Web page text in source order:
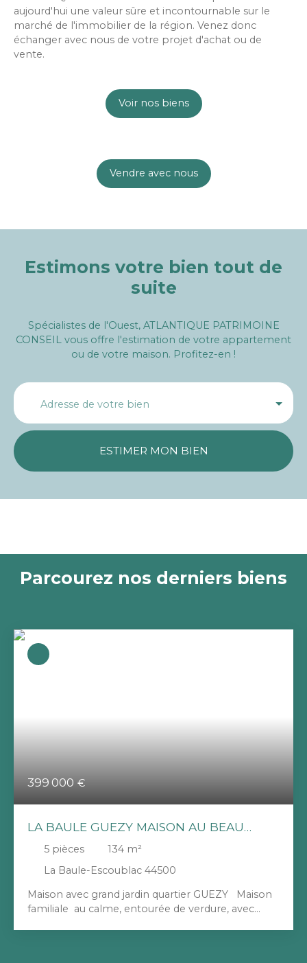
aujourd'hui une valeur sûre et incontournable sur le
marché de l'immobilier de la région. Venez donc
échanger avec nous de votre projet d'achat ou de
vente.
Voir nos biens
Vendre avec nous
Estimons votre bien tout de
suite
Spécialistes de l'Ouest, ATLANTIQUE PATRIMOINE
CONSEIL vous offre l'estimation de votre appartement
ou de votre maison. Profitez-en !
Adresse de votre bien
ESTIMER MON BIEN
Parcourez nos derniers biens
399 000 €
LA BAULE GUEZY MAISON AU BEAU
POTENTIEL
5 pièces 134 m²
La Baule-Escoublac 44500
Maison avec grand jardin quartier GUEZY Maison
familiale au calme, entourée de verdure, avec